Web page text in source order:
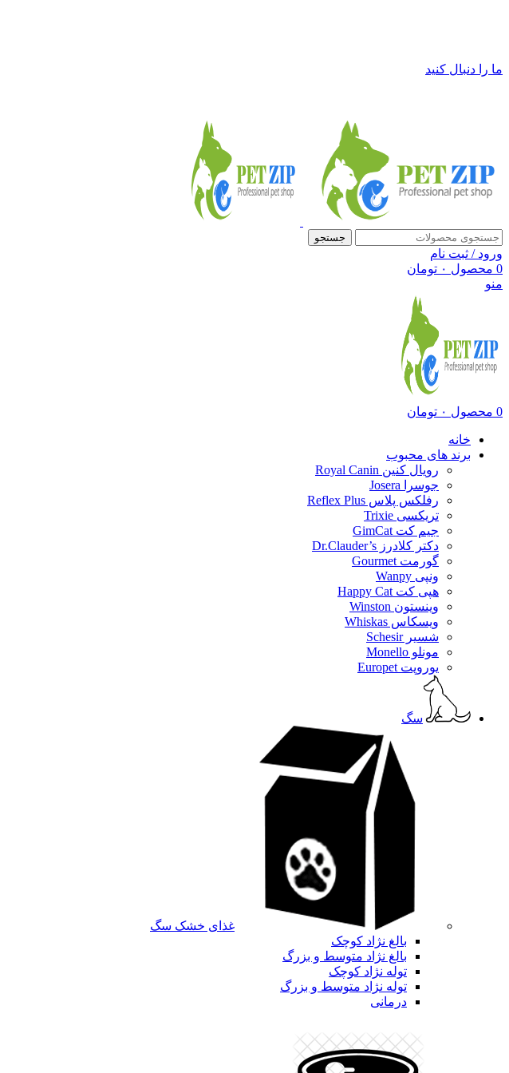
ما را دنبال کنید
جستجو
ورود / ثبت نام
0 محصول ۰ تومان
منو
0 محصول ۰ تومان
خانه
برند های محبوب
رویال کنین Royal Canin
جوسرا Josera
رفلکس پلاس Reflex Plus
تریکسی Trixie
جیم کت GimCat
دکتر کلادرز Dr.Clauder’s
گورمت Gourmet
ونپی Wanpy
هپی کت Happy Cat
وینستون Winston
ویسکاس Whiskas
شسیر Schesir
مونلو Monello
یوروپت Europet
سگ
غذای خشک سگ
بالغ نژاد کوچک
بالغ نژاد متوسط و بزرگ
توله نژاد کوچک
توله نژاد متوسط و بزرگ
درمانی